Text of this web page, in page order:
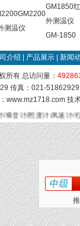
测温仪
GM1850红
外测温仪
GM-1850
介绍 产品展示 新闻
所有 总访问量：
传真：021-
www.mz1718.com 技
/噪音计/照度计/风速计/